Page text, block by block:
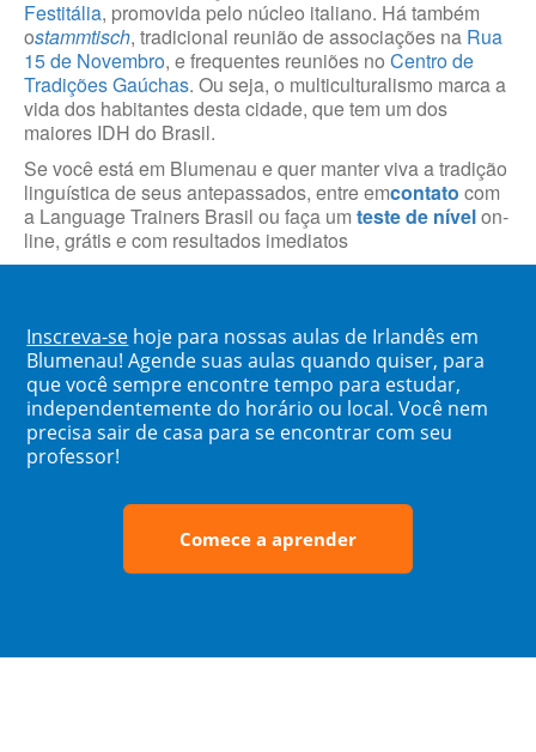
Festitália, promovida pelo núcleo italiano. Há também
ostammtisch, tradicional reunião de associações na Rua
15 de Novembro, e frequentes reuniões no Centro de
Tradições Gaúchas. Ou seja, o multiculturalismo marca a
vida dos habitantes desta cidade, que tem um dos
maiores IDH do Brasil.
Se você está em Blumenau e quer manter viva a tradição
linguística de seus antepassados, entre emcontato com
a Language Trainers Brasil ou faça um teste de nívelon-
line, grátis e com resultados imediatos
Inscreva-se hoje para nossas aulas de Irlandês em
Blumenau! Agende suas aulas quando quiser, para
que você sempre encontre tempo para estudar,
independentemente do horário ou local. Você nem
precisa sair de casa para se encontrar com seu
professor!
Comece a aprender